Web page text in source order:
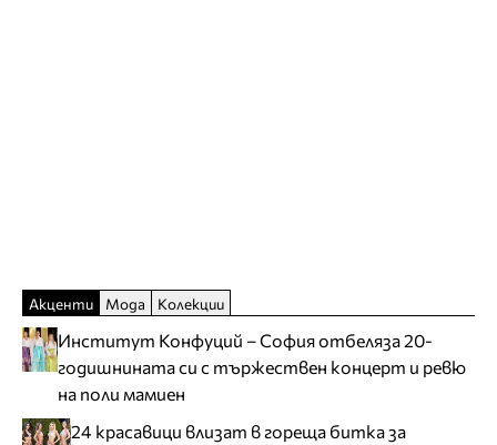
Акценти Мода Колекции
Институт Конфуций – София отбеляза 20-
годишнината си с тържествен концерт и ревю
на поли мамиен
24 красавици влизат в гореща битка за